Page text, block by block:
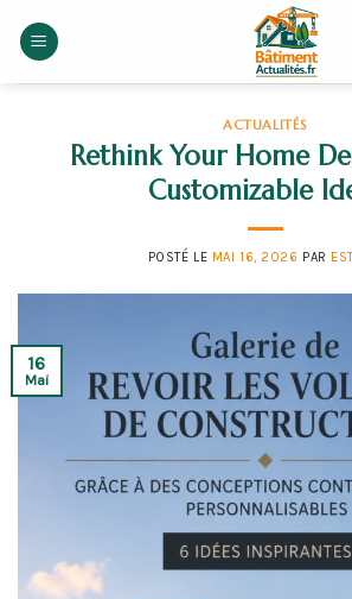
ACTUALITÉS
Rethink Your Home
Customizable
POSTÉ LE MAI 16, 2026 PAR
16
Mai